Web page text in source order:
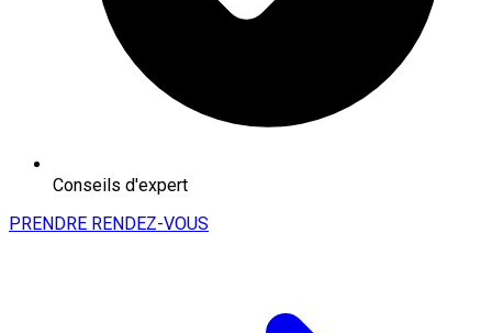
Conseils d'expert
PRENDRE RENDEZ-VOUS